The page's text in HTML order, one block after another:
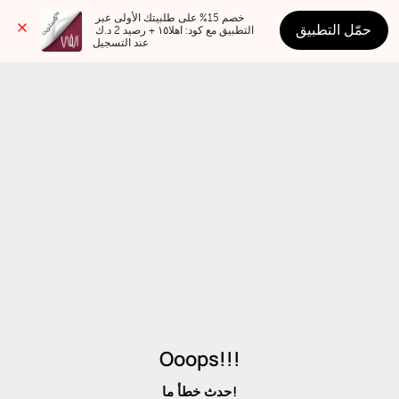
عند التسجيل
حمّل التطبيق
Ooops!!!
حدث خطأ ما!